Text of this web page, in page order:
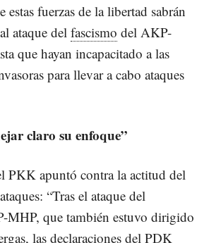
estas fuerzas de la libertad sabrán
ataque del fascismo del AKP-
que hayan incapacitado a las
para llevar a cabo ataques
claro su enfoque”
PKK apuntó contra la actitud del
“Tras el ataque del
MHP, que también estuvo dirigido
las declaraciones del PDK